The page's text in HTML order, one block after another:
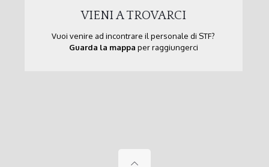
VIENI A TROVARCI
Vuoi venire ad incontrare il personale di STF?
Guarda la mappa per raggiungerci